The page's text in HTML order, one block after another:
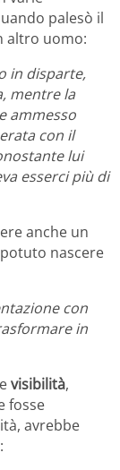
palesò il
altro uomo:
in disparte,
mentre la
ammesso
con il
lui
esserci più di
anche un
nascere
con
in
visibilità,
fosse
avrebbe